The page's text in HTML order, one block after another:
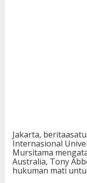
Jakarta,
Internasional
Mursitama
Australia, Tony
hukuman mati